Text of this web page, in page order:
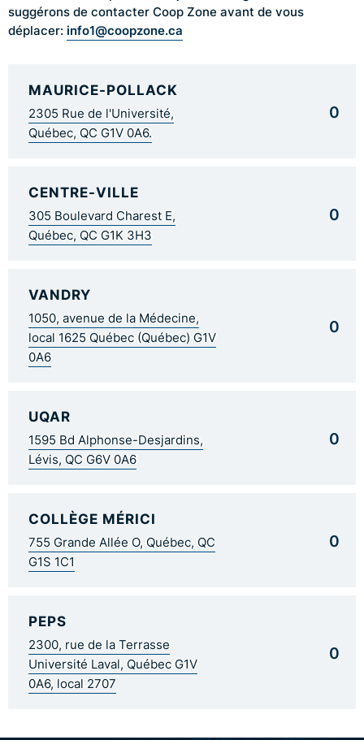
suggérons de contacter Coop Zone avant de vous
déplacer: info1@coopzone.ca
MAURICE-POLLACK
2305 Rue de l'Université,
Québec, QC G1V 0A6.
0
CENTRE-VILLE
305 Boulevard Charest E,
Québec, QC G1K 3H3
0
VANDRY
1050, avenue de la Médecine,
local 1625 Québec (Québec) G1V
0A6
0
UQAR
1595 Bd Alphonse-Desjardins,
Lévis, QC G6V 0A6
0
COLLÈGE MÉRICI
755 Grande Allée O, Québec, QC
G1S 1C1
0
PEPS
2300, rue de la Terrasse
Université Laval, Québec G1V
0A6, local 2707
0